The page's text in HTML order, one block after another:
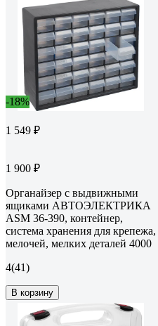
-18%
1 549 ₽
1 900 ₽
Органайзер с выдвижными
ящиками АВТОЭЛЕКТРИКА
ASM 36-390, контейнер,
система хранения для крепежа,
мелочей, мелких деталей 4000
4(41)
В корзину